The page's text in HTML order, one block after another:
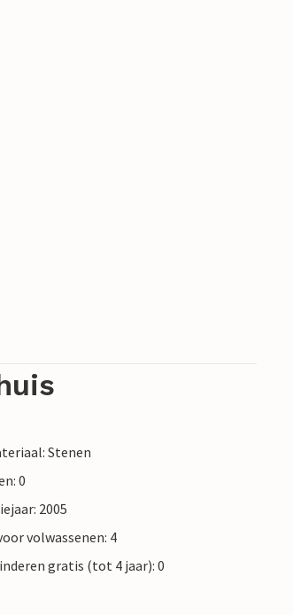
Stenen
0
2005
volwassenen: 4
gratis (tot 4 jaar): 0